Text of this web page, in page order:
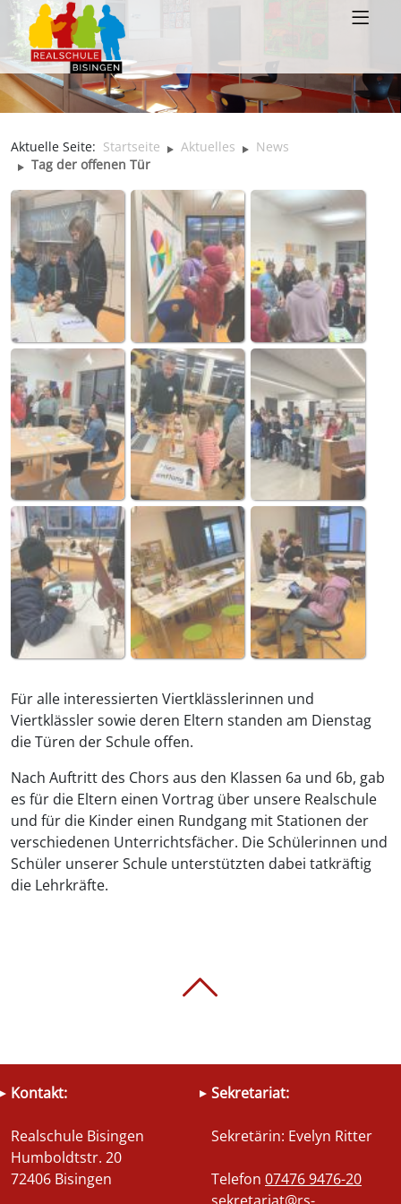
Aktuelle Seite: Startseite Aktuelles
News
Tag der offenen Tür
Für alle interessierten Viertklässlerinnen und
Viertklässler sowie deren Eltern standen am Dienstag
die Türen der Schule offen.
Nach Auftritt des Chors aus den Klassen 6a und 6b, gab
es für die Eltern einen Vortrag über unsere Realschule
und für die Kinder einen Rundgang mit Stationen der
verschiedenen Unterrichtsfächer. Die Schülerinnen und
Schüler unserer Schule unterstützten dabei tatkräftig
die Lehrkräfte.
Kontakt:
Realschule Bisingen
Humboldtstr. 20
72406 Bisingen
Sekretariat:
Sekretärin: Evelyn Ritter
Telefon 07476 9476-20